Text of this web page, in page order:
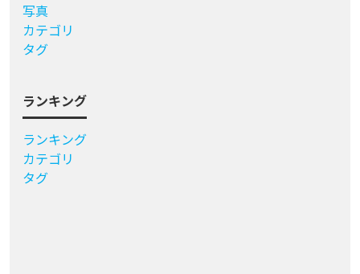
写真
カテゴリ
タグ
ランキング
ランキング
カテゴリ
タグ